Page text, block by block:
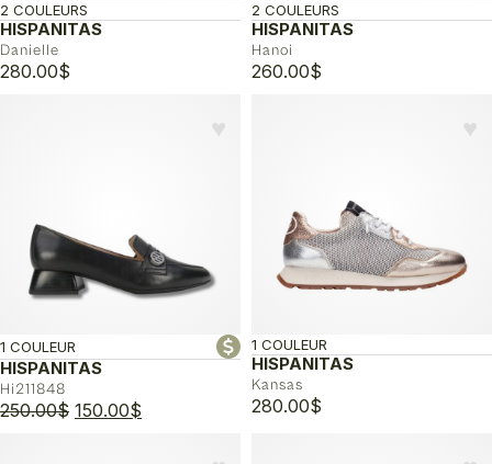
HISPANITAS
Danielle
2 COULEURS
280.00$
HISPANITAS
Hanoi
2 COULEURS
260.00$
♥︎
HISPANITAS
Hi211848
1 COULEUR
250.00$ Le
150.00$
♥︎
HISPANITAS
Kansas
1 COULEUR
280.00$